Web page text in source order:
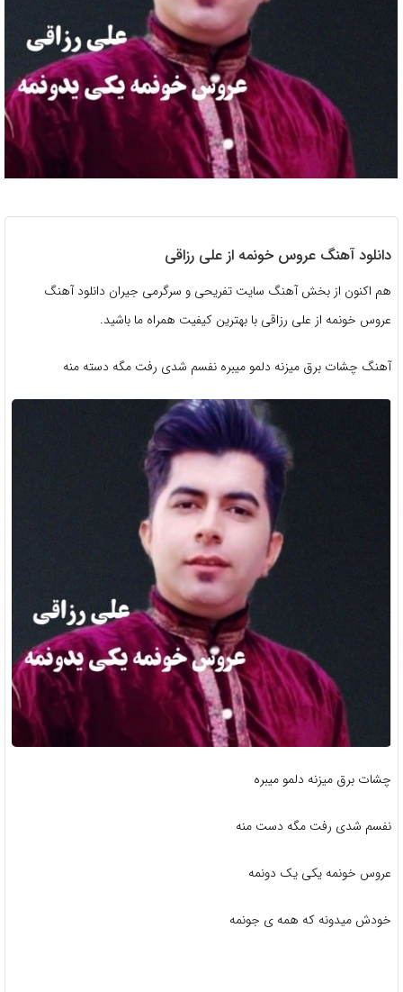
دانلود آهنگ عروس خونمه از علی رزاقی
هم اکنون از بخش آهنگ سایت تفریحی و سرگرمی جیران دانلود آهنگ
عروس خونمه از علی رزاقی با بهترین کیفیت همراه ما باشید.
آهنگ چشات برق میزنه دلمو میبره نفسم شدی رفت مگه دسته منه
چشات برق میزنه دلمو میبره
نفسم شدی رفت مگه دست منه
عروس خونمه یکی یک دونمه
خودش میدونه که همه ی جونمه